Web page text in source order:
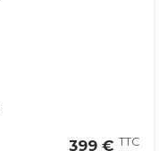
399 € TTC